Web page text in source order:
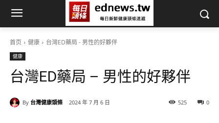
首页 健康 台灣ED藥局 - 男性的好夥伴
健康
台灣ED藥局 – 男性的好夥伴
By 台灣健康頭條 2024 年 7 月 6 日 0
525